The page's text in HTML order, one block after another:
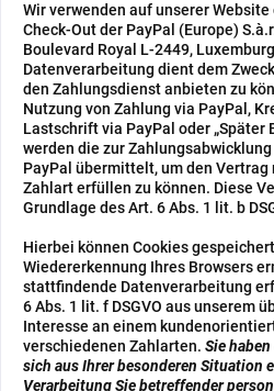
Wir verwenden auf unserer
Check-Out der PayPal (Europe)
Boulevard Royal L-2449,
Datenverarbeitung dient dem
den Zahlungsdienst anbieten zu
Nutzung von Zahlung via PayPal,
Lastschrift via PayPal oder „Später
werden die zur
PayPal übermittelt, um den
Zahlart erfüllen zu können. Diese
Grundlage des Art. 6 Abs. 1 lit. b
Hierbei können Cookies
Wiedererkennung Ihres Browsers
stattfindende Datenverarbeitung
6 Abs. 1 lit. f DSGVO aus unserem
Interesse an einem
verschiedenen Zahlarten. Sie
sich aus Ihrer besonderen Situation
Verarbeitung Sie betreffender